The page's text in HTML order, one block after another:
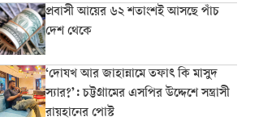
প্রবাসী আয়ের ৬২ শতাংশই আসছে পাঁচ
দেশ থেকে
‘দোযখ আর জাহান্নামে তফাৎ কি মাসুদ
স্যার?’: চট্টগ্রামের এসপির উদ্দেশে সন্ত্রাসী
রায়হানের পোস্ট